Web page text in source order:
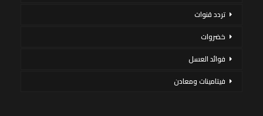
تردد قنوات
خضروات
فوائد العسل
فيتامينات ومعادن